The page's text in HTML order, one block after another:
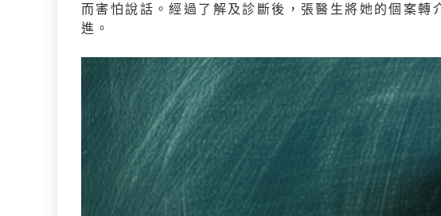
而害怕說話。經過了解及診斷後，張醫生將她的個案轉
進。